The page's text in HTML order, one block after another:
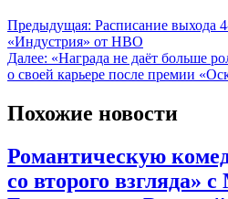
Предыдущая: Расписание выхода
«Индустрия» от HBO
Далее: «Награда не даёт больше
о своей карьере после премии
Похожие новости
Романтическую
со второго взгляда»